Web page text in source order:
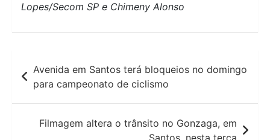
Lopes/Secom SP e Chimeny Alonso
Navegação
de
Post
Avenida em Santos terá bloqueios no domingo
para campeonato de ciclismo
Filmagem altera o trânsito no Gonzaga, em